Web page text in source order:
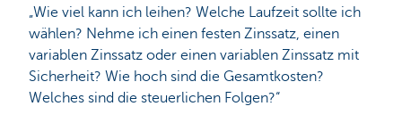
„Wie viel kann ich leihen? Welche Laufzeit sollte ich
wählen? Nehme ich einen festen Zinssatz, einen
variablen Zinssatz oder einen variablen Zinssatz mit
Sicherheit? Wie hoch sind die Gesamtkosten?
Welches sind die steuerlichen Folgen?“